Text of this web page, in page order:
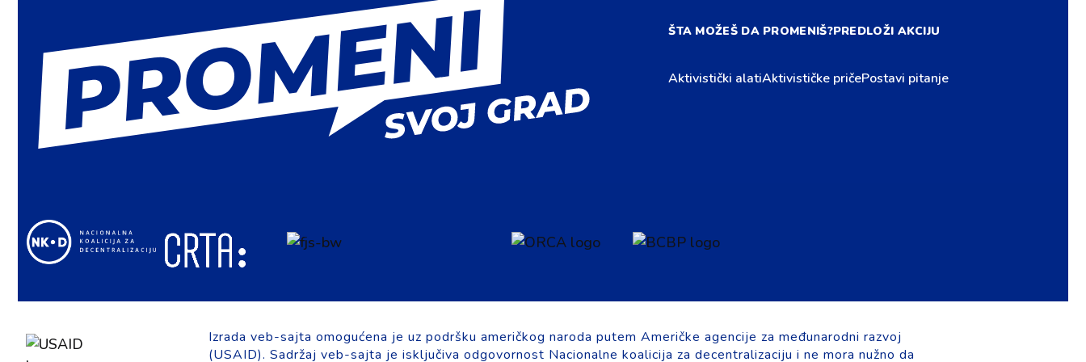
ŠTA MOŽEŠ DA PROMENIŠ?PREDLOŽI AKCIJU
Aktivistički alatiAktivističke pričePostavi pitanje
Izrada veb-sajta omogućena je uz podršku američkog naroda putem Američke agencije za međunarodni razvoj
(USAID). Sadržaj veb-sajta je isključiva odgovornost Nacionalne koalicija za decentralizaciju i ne mora nužno da